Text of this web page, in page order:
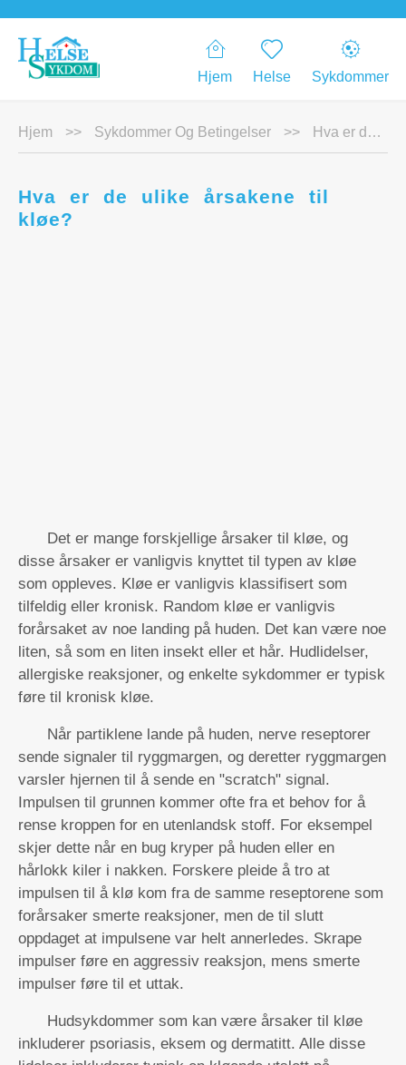
Hjem Helse Sykdommer
Hjem >> Sykdommer Og Betingelser >> Hva er de ulike årsakene til kløe?
Hva er de ulike årsakene til
kløe?
Det er mange forskjellige årsaker til kløe, og
disse årsaker er vanligvis knyttet til typen av kløe
som oppleves. Kløe er vanligvis klassifisert som
tilfeldig eller kronisk. Random kløe er vanligvis
forårsaket av noe landing på huden. Det kan være noe
liten, så som en liten insekt eller et hår. Hudlidelser,
allergiske reaksjoner, og enkelte sykdommer er typisk
føre til kronisk kløe.
Når partiklene lande på huden, nerve reseptorer
sende signaler til ryggmargen, og deretter ryggmargen
varsler hjernen til å sende en "scratch" signal.
Impulsen til grunnen kommer ofte fra et behov for å
rense kroppen for en utenlandsk stoff. For eksempel
skjer dette når en bug kryper på huden eller en
hårlokk kiler i nakken. Forskere pleide å tro at
impulsen til å klø kom fra de samme reseptorene som
forårsaker smerte reaksjoner, men de til slutt
oppdaget at impulsene var helt annerledes. Skrape
impulser føre en aggressiv reaksjon, mens smerte
impulser føre til et uttak.
Hudsykdommer som kan være årsaker til kløe
inkluderer psoriasis, eksem og dermatitt. Alle disse